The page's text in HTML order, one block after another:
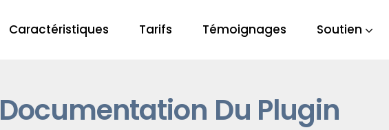
Caractéristiques Tarifs Témoignages Soutien
Documentation Du Plugin